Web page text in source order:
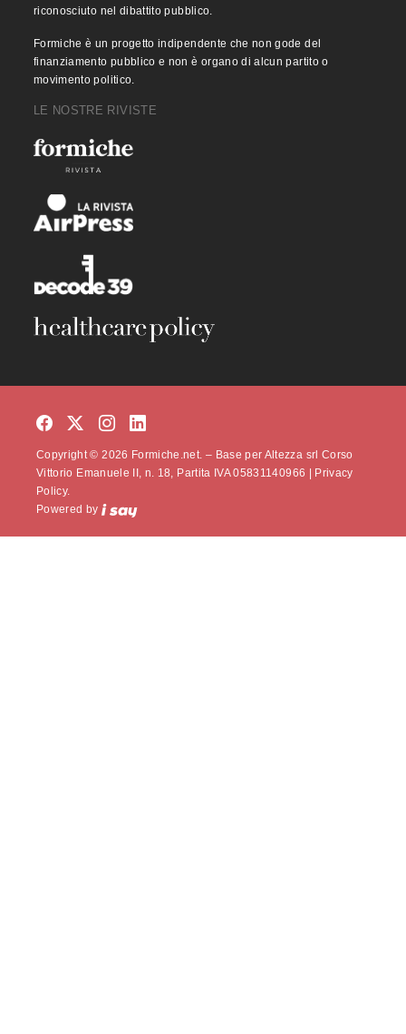
riconosciuto nel dibattito pubblico.
Formiche è un progetto indipendente che non gode del
finanziamento pubblico e non è organo di alcun partito o
movimento politico.
LE NOSTRE RIVISTE
Copyright © 2026 Formiche.net. – Base per Altezza srl Corso
Vittorio Emanuele II, n. 18, Partita IVA 05831140966 |
Privacy
Policy.
Powered by